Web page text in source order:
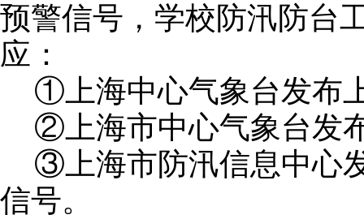
预警信号，学校防汛防台
应：
①上海中心气象台发布
②上海市中心气象台发
③上海市防汛信息中心
信号。